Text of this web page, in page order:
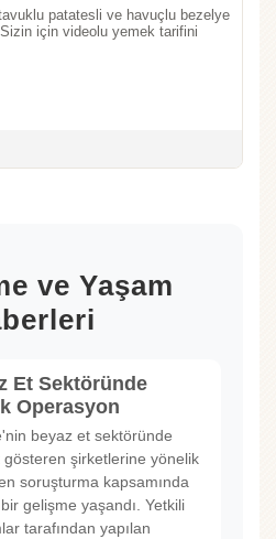
patatesli ve havuçlu bezelye
için videolu yemek tarifini
ve Yaşam
Et Sektöründe
Operasyon
beyaz et sektöründe
gösteren şirketlerine yönelik
soruşturma kapsamında
gelişme yaşandı. Yetkili
tarafından yapılan